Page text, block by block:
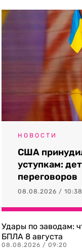
НОВОСТИ
США
уступкам:
переговоров
08.08.2026 / 10:38
Удары по заводам:
БПЛА 8 августа
08.08.2026 / 09:20